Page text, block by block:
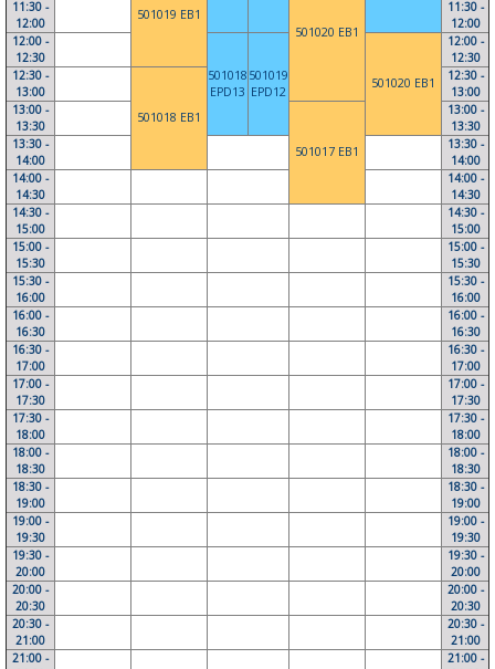
501019 EB1
501020 EB1
11:30 -
12:00
11:30 -
12:00
12:00 -
12:30
501018
EPD13
501019
EPD12
501020 EB1
12:00 -
12:30
12:30 -
13:00
501018 EB1
12:30 -
13:00
13:00 -
13:30
501017 EB1
13:00 -
13:30
13:30 -
14:00
13:30 -
14:00
14:00 -
14:30
14:00 -
14:30
14:30 -
15:00
14:30 -
15:00
15:00 -
15:30
15:00 -
15:30
15:30 -
16:00
15:30 -
16:00
16:00 -
16:30
16:00 -
16:30
16:30 -
17:00
16:30 -
17:00
17:00 -
17:30
17:00 -
17:30
17:30 -
18:00
17:30 -
18:00
18:00 -
18:30
18:00 -
18:30
18:30 -
19:00
18:30 -
19:00
19:00 -
19:30
19:00 -
19:30
19:30 -
20:00
19:30 -
20:00
20:00 -
20:30
20:00 -
20:30
20:30 -
21:00
20:30 -
21:00
21:00 -
21:00 -